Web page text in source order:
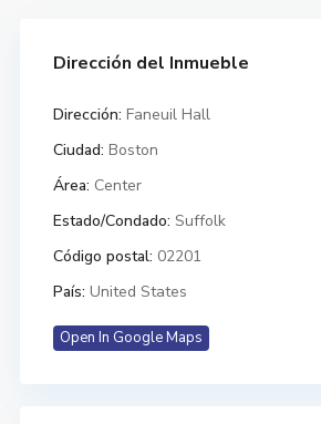
Dirección del Inmueble
Dirección: Faneuil Hall
Ciudad: Boston
Área: Center
Estado/Condado: Suffolk
Código postal: 02201
País: United States
Open In Google Maps